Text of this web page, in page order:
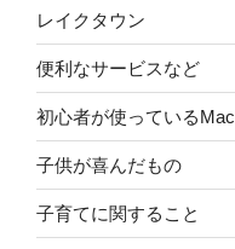
レイクタウン
便利なサービスなど
初心者が使っているMac
子供が喜んだもの
子育てに関すること